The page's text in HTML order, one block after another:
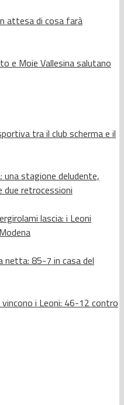
attesa di cosa farà
e Moie Vallesina salutano
tra il club scherma e il
una stagione deludente,
due retrocessioni
lascia: i Leoni
netta: 85-7 in casa del
vincono i Leoni: 46-12 contro